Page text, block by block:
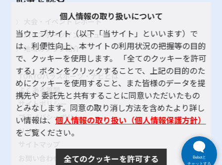
大会・イベント レポート
パラスポーツインタビュー
地域のクラブ紹介
TOKYOパラスポーツ・ナビとは
よくある質問
サイトポリシー
プライバシーポリシー
リンク
個人情報の取り扱いについて
当ウェブサイト（以下「当サイト」といいます）で
は、利便性向上、本サイトの利用状況の把握等の目的
で、クッキーを使用します。 「全てのクッキーを許可
する」ボタンをクリックすることで、上記の目的のた
めにクッキーを使用すること、また皆様のデータを提
携先や 委託先と共有することに同意いただいたもの
とみなします。同意の取り消し方法を含めたより詳し
い情報は、個人情報の取り扱い（個人情報保護方針）
をご覧ください。
全てのクッキーを許可する
Bebotと
チャットする